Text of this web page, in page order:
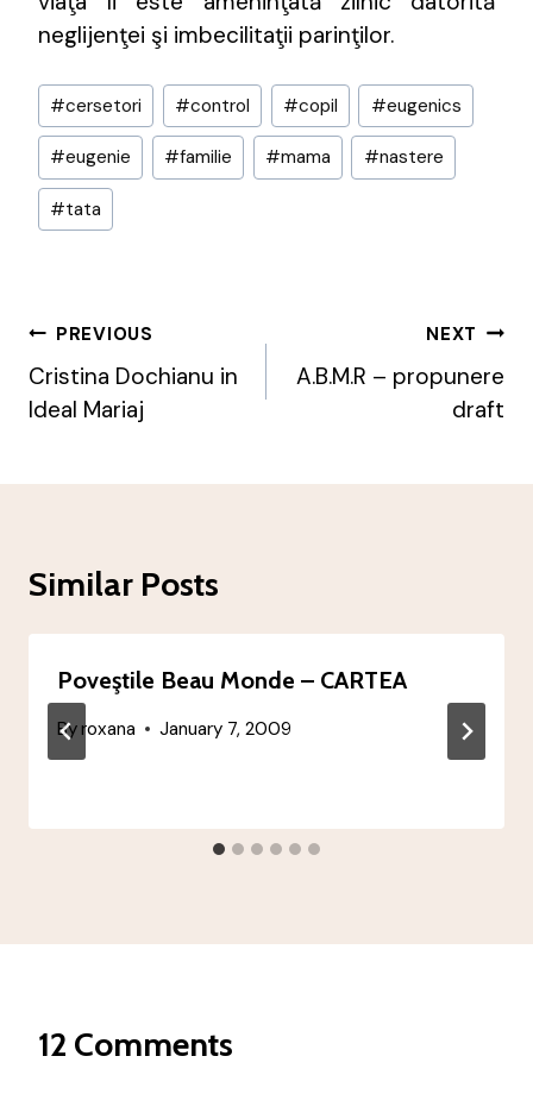
neglijenţei şi imbecilitaţii parinţilor.
Post
Tags:
#cersetori #control #copil #eugenics
#eugenie #familie #mama #nastere
#tata
Post
Navigation
PREVIOUS
Cristina Dochianu in
Ideal Mariaj
NEXT
A.B.M.R – propunere
draft
Similar Posts
Poveştile Beau Monde – CARTEA
By roxana January 7, 2009
12 Comments